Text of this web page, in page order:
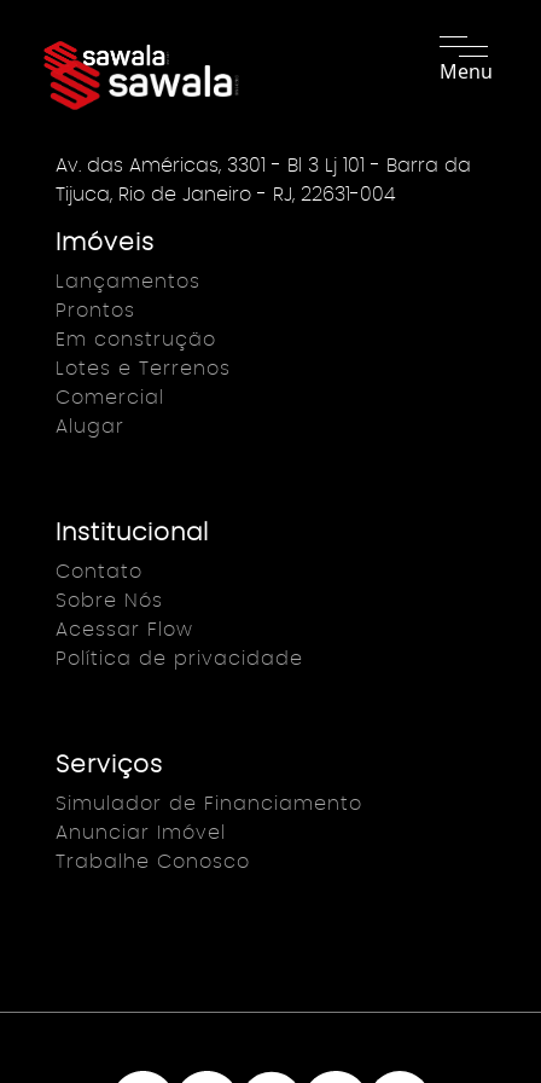
Menu
Av. das Américas, 3301 - Bl 3 Lj 101 - Barra da
Tijuca, Rio de Janeiro - RJ, 22631-004
Imóveis
Lançamentos
Prontos
Em construção
Lotes e Terrenos
Comercial
Alugar
Institucional
Contato
Sobre Nós
Acessar Flow
Política de privacidade
Serviços
Simulador de Financiamento
Anunciar Imóvel
Trabalhe Conosco